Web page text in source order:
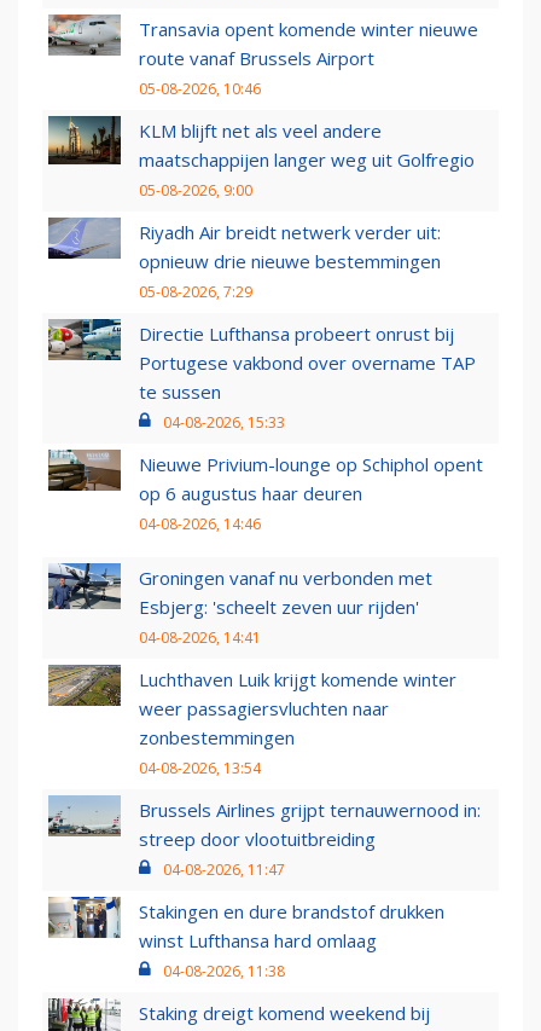
Transavia opent komende winter nieuwe
route vanaf Brussels Airport
05-08-2026, 10:46
KLM blijft net als veel andere
maatschappijen langer weg uit Golfregio
05-08-2026, 9:00
Riyadh Air breidt netwerk verder uit:
opnieuw drie nieuwe bestemmingen
05-08-2026, 7:29
Directie Lufthansa probeert onrust bij
Portugese vakbond over overname TAP
te sussen
04-08-2026, 15:33
Nieuwe Privium-lounge op Schiphol opent
op 6 augustus haar deuren
04-08-2026, 14:46
Groningen vanaf nu verbonden met
Esbjerg: 'scheelt zeven uur rijden'
04-08-2026, 14:41
Luchthaven Luik krijgt komende winter
weer passagiersvluchten naar
zonbestemmingen
04-08-2026, 13:54
Brussels Airlines grijpt ternauwernood in:
streep door vlootuitbreiding
04-08-2026, 11:47
Stakingen en dure brandstof drukken
winst Lufthansa hard omlaag
04-08-2026, 11:38
Staking dreigt komend weekend bij